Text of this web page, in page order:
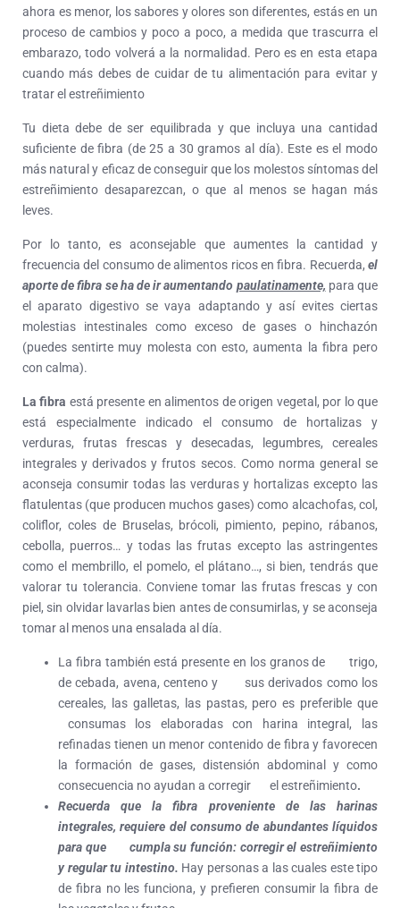
ahora es menor, los sabores y olores son diferentes, estás en un
proceso de cambios y poco a poco, a medida que trascurra el
embarazo, todo volverá a la normalidad. Pero es en esta etapa
cuando más debes de cuidar de tu alimentación para evitar y
tratar el estreñimiento
Tu dieta debe de ser equilibrada y que incluya una cantidad
suficiente de fibra (de 25 a 30 gramos al día). Este es el modo
más natural y eficaz de conseguir que los molestos síntomas del
estreñimiento desaparezcan, o que al menos se hagan más
leves.
Por lo tanto, es aconsejable que aumentes la cantidad y
frecuencia del consumo de alimentos ricos en fibra. Recuerda, el
aporte de fibra se ha de ir aumentando paulatinamente, para que
el aparato digestivo se vaya adaptando y así evites ciertas
molestias intestinales como exceso de gases o hinchazón
(puedes sentirte muy molesta con esto, aumenta la fibra pero
con calma).
La fibra está presente en alimentos de origen vegetal, por lo que
está especialmente indicado el consumo de hortalizas y
verduras, frutas frescas y desecadas, legumbres, cereales
integrales y derivados y frutos secos. Como norma general se
aconseja consumir todas las verduras y hortalizas excepto las
flatulentas (que producen muchos gases) como alcachofas, col,
coliflor, coles de Bruselas, brócoli, pimiento, pepino, rábanos,
cebolla, puerros… y todas las frutas excepto las astringentes
como el membrillo, el pomelo, el plátano…, si bien, tendrás que
valorar tu tolerancia. Conviene tomar las frutas frescas y con
piel, sin olvidar lavarlas bien antes de consumirlas, y se aconseja
tomar al menos una ensalada al día.
La fibra también está presente en los granos de trigo,
de cebada, avena, centeno y sus derivados como los
cereales, las galletas, las pastas, pero es preferible que
consumas los elaboradas con harina integral, las
refinadas tienen un menor contenido de fibra y favorecen
la formación de gases, distensión abdominal y como
consecuencia no ayudan a corregir el estreñimiento.
Recuerda que la fibra proveniente de las harinas
integrales, requiere del consumo de abundantes líquidos
para que cumpla su función: corregir el estreñimiento
y regular tu intestino. Hay personas a las cuales este tipo
de fibra no les funciona, y prefieren consumir la fibra de